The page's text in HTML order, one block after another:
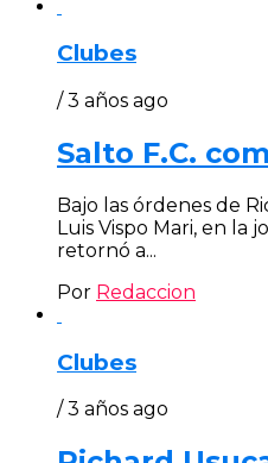
Clubes
/ 3 años ago
Salto F.C.
Bajo las órdenes de
Luis Vispo Mari, en la
retornó a...
Por Redaccion
Clubes
/ 3 años ago